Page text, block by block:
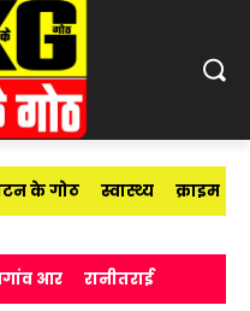
के गोठ स्वास्थ्य क्राइम
आर रानीतराई